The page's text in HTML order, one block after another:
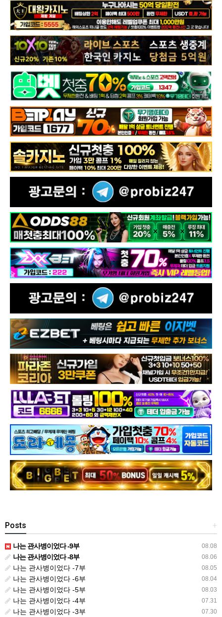
+
Posts
08.08
나는 관사병이었다 -9부
08.06
나는 관사병이었다 -8부
08.05
나는 관사병이었다 -7부
08.04
나는 관사병이었다 -6부
08.03
나는 관사병이었다 -5부
07.31
나는 관사병이었다 -4부
07.30
나는 관사병이었다 -3부